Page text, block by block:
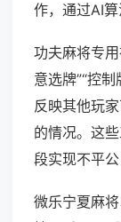
作，通过AI算
功夫麻将专
意选牌”“控
反映其他玩
的情况。这
段实现不平公
微乐宁夏麻